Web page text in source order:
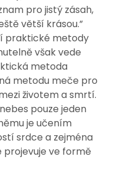
pro jistý zásah,
větší krásou.”
praktické metody
však vede
metoda
metodu meče pro
životem a smrtí.
pouze jeden
je učením
srdce a zejména
projevuje ve formě